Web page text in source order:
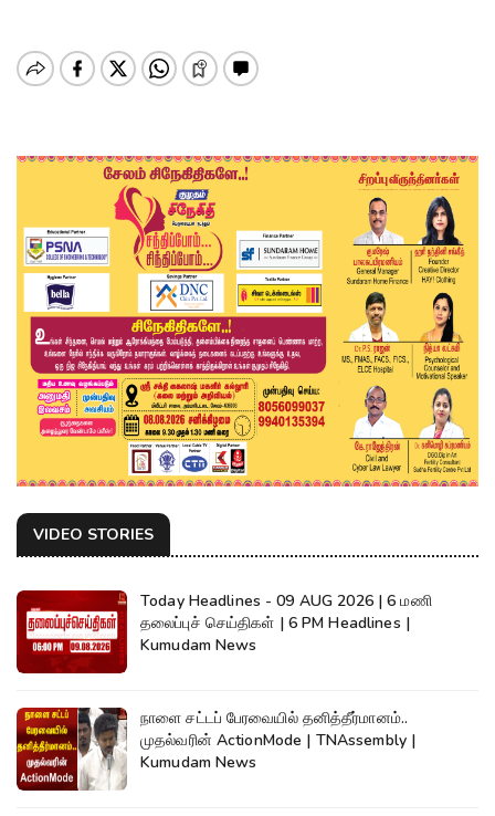
VIDEO STORIES
Today Headlines - 09 AUG 2026 | 6 மணி
தலைப்புச் செய்திகள் | 6 PM Headlines |
Kumudam News
நாளை சட்டப் பேரவையில் தனித்தீர்மானம்..
முதல்வரின் ActionMode | TNAssembly |
Kumudam News